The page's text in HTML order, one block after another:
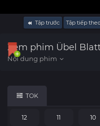
Tập trước Tập tiếp
Xem phim Übel
TOK
12 11 10